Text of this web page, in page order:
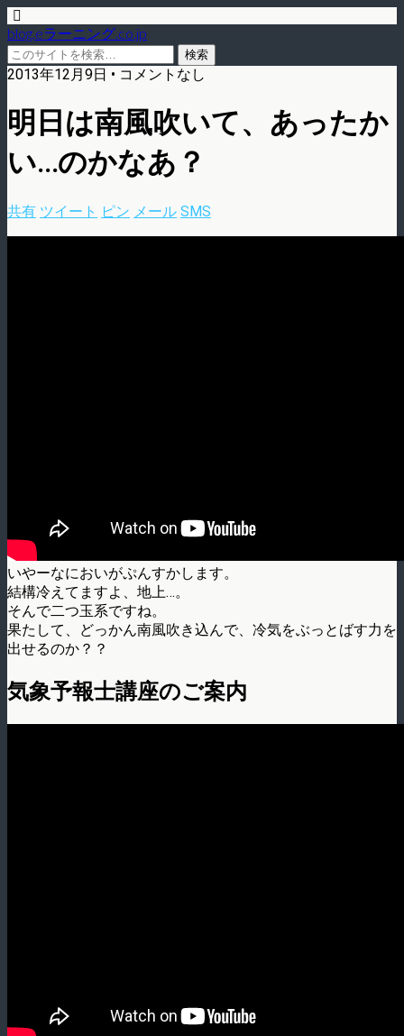
blog.eラーニング.co.jp
2013年12月9日 • コメントなし
明日は南風吹いて、あったか
い…のかなあ？
共有 ツイート ピン メール SMS
いやーなにおいがぷんすかします。
結構冷えてますよ、地上…。
そんで二つ玉系です­ね。
果たして、どっかん南風吹き込んで、冷気をぶっとばす力を
出せるのか？？
気象予報士講座のご案内